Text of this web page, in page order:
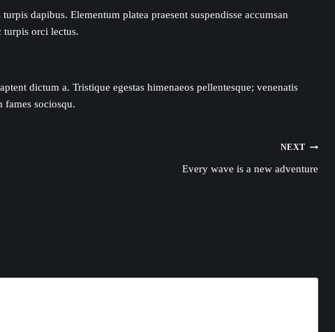
dapibus. Elementum platea praesent suspendisse accumsan
turpis orci lectus.
dictum a. Tristique egestas himenaeos pellentesque; venenatis
fames sociosqu.
NEXT
Every wave is a new adventure